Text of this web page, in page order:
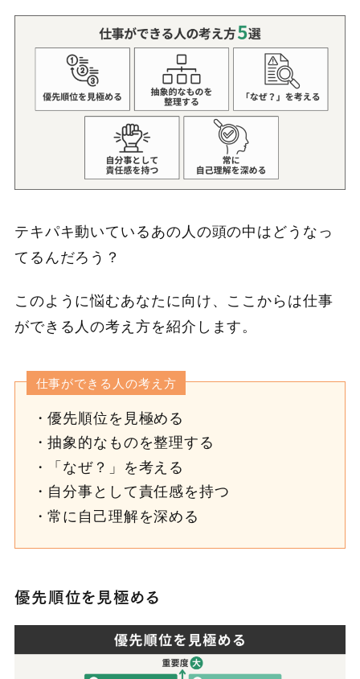
テキパキ動いているあの人の頭の中はどうなっ
てるんだろう？
このように悩むあなたに向け、ここからは仕事
ができる人の考え方を紹介します。
仕事ができる人の考え方
優先順位を見極める
抽象的なものを整理する
「なぜ？」を考える
自分事として責任感を持つ
常に自己理解を深める
優先順位を見極める